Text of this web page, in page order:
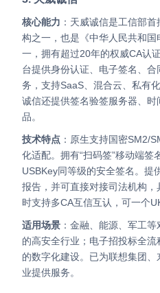
核心能力 ：天威诚信是工信部
构之一，也是《中华人民共和
一，拥有超过20年的权威CA认
台提供身份认证、电子签名、
务，支持SaaS、混合云、私有
诚信还提供签名验签服务器、
品。
技术特点 ：原生支持国密SM2/
化适配。拥有“扫码签”移动端
USBKey同等级的安全签名。提
报告，并可直接对接司法机构
时支持多CA互信互认，可一个
适用场景 ：金融、能源、军工
的高安全行业；电子招投标全
的数字化建设。已为联想集团
业提供服务。